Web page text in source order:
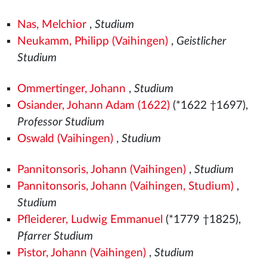
Nas, Melchior, Studium
Neukamm, Philipp (Vaihingen), Geistlicher
Studium
Ommertinger, Johann , Studium
Osiander, Johann Adam (1622)(*1622 †1697),
Professor Studium
Oswald (Vaihingen), Studium
Pannitonsoris, Johann (Vaihingen), Studium
Pannitonsoris, Johann (Vaihingen, Studium),
Studium
Pfleiderer, Ludwig Emmanuel (*1779 †1825),
Pfarrer Studium
Pistor, Johann (Vaihingen), Studium